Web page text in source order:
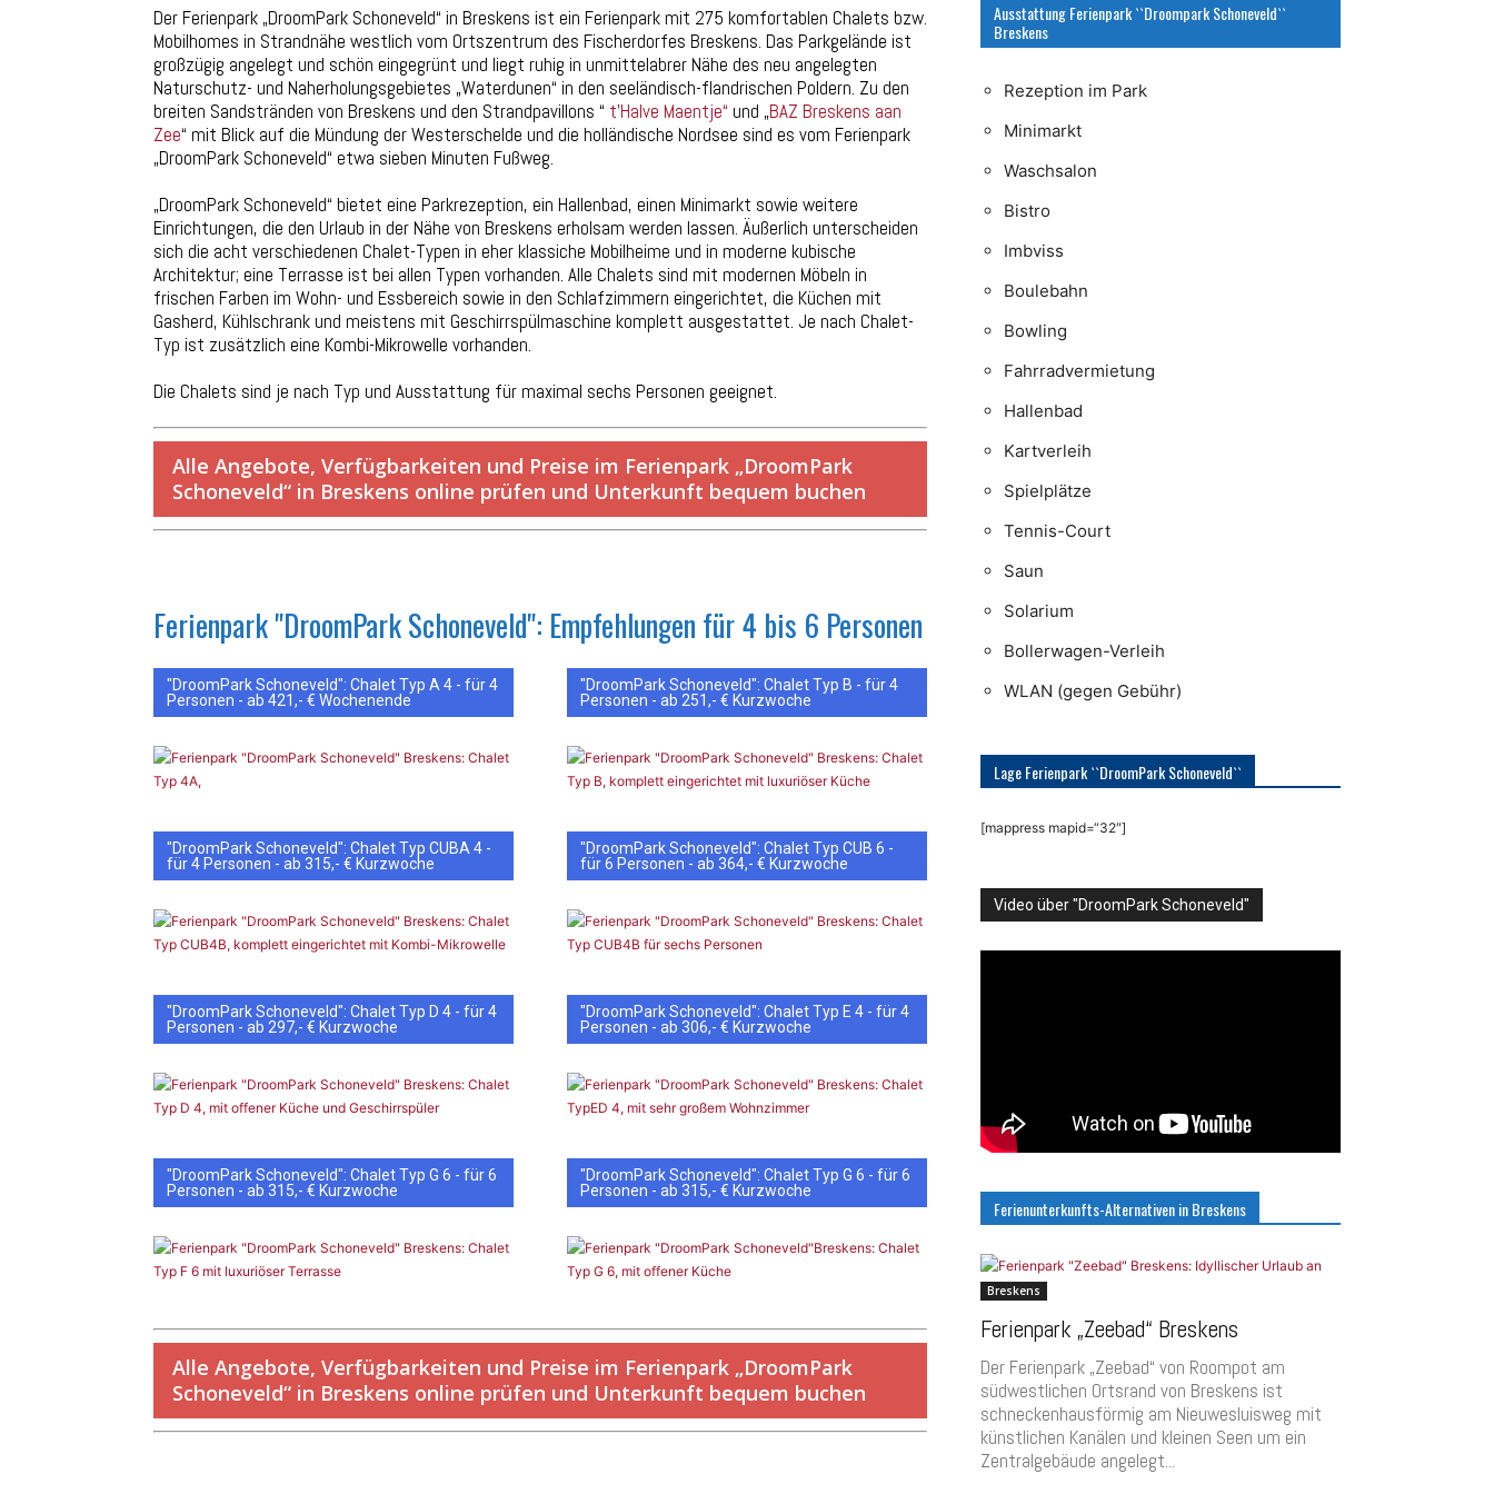
Der Ferienpark „DroomPark Schoneveld“ in Breskens ist ein Ferienpark mit 275 komfortablen Chalets bzw.
Mobilhomes in Strandnähe westlich vom Ortszentrum des Fischerdorfes Breskens. Das Parkgelände ist
großzügig angelegt und schön eingegrünt und liegt ruhig in unmittelabrer Nähe des neu angelegten
Naturschutz- und Naherholungsgebietes „Waterdunen“ in den seeländisch-flandrischen Poldern. Zu den
breiten Sandstränden von Breskens und den Strandpavillons “ t’Halve Maentje“ und „BAZ Breskens aan
Zee“ mit Blick auf die Mündung der Westerschelde und die holländische Nordsee sind es vom Ferienpark
„DroomPark Schoneveld“ etwa sieben Minuten Fußweg.
„DroomPark Schoneveld“ bietet eine Parkrezeption, ein Hallenbad, einen Minimarkt sowie weitere
Einrichtungen, die den Urlaub in der Nähe von Breskens erholsam werden lassen. Äußerlich unterscheiden
sich die acht verschiedenen Chalet-Typen in eher klassiche Mobilheime und in moderne kubische
Architektur; eine Terrasse ist bei allen Typen vorhanden. Alle Chalets sind mit modernen Möbeln in
frischen Farben im Wohn- und Essbereich sowie in den Schlafzimmern eingerichtet, die Küchen mit
Gasherd, Kühlschrank und meistens mit Geschirrspülmaschine komplett ausgestattet. Je nach Chalet-
Typ ist zusätzlich eine Kombi-Mikrowelle vorhanden.
Die Chalets sind je nach Typ und Ausstattung für maximal sechs Personen geeignet.
Alle Angebote, Verfügbarkeiten und Preise im Ferienpark „DroomPark
Schoneveld“ in Breskens online prüfen und Unterkunft bequem buchen
Ferienpark "DroomPark Schoneveld": Empfehlungen für 4 bis 6 Personen
"DroomPark Schoneveld": Chalet Typ A 4 - für 4
Personen - ab 421,- € Wochenende
"DroomPark Schoneveld": Chalet Typ B - für 4
Personen - ab 251,- € Kurzwoche
"DroomPark Schoneveld": Chalet Typ CUBA 4 -
für 4 Personen - ab 315,- € Kurzwoche
"DroomPark Schoneveld": Chalet Typ CUB 6 -
für 6 Personen - ab 364,- € Kurzwoche
"DroomPark Schoneveld": Chalet Typ D 4 - für 4
Personen - ab 297,- € Kurzwoche
"DroomPark Schoneveld": Chalet Typ E 4 - für 4
Personen - ab 306,- € Kurzwoche
"DroomPark Schoneveld": Chalet Typ G 6 - für 6
Personen - ab 315,- € Kurzwoche
"DroomPark Schoneveld": Chalet Typ G 6 - für 6
Personen - ab 315,- € Kurzwoche
Alle Angebote, Verfügbarkeiten und Preise im Ferienpark „DroomPark
Schoneveld“ in Breskens online prüfen und Unterkunft bequem buchen
Ausstattung Ferienpark ``Droompark Schoneveld``
Breskens
Rezeption im Park
Minimarkt
Waschsalon
Bistro
Imbviss
Boulebahn
Bowling
Fahrradvermietung
Hallenbad
Kartverleih
Spielplätze
Tennis-Court
Saun
Solarium
Bollerwagen-Verleih
WLAN (gegen Gebühr)
Lage Ferienpark ``DroomPark Schoneveld``
[mappress mapid=“32″]
Video über "DroomPark Schoneveld"
Ferienunterkunfts-Alternativen in Breskens
Breskens
Ferienpark „Zeebad“ Breskens
Der Ferienpark „Zeebad“ von Roompot am
südwestlichen Ortsrand von Breskens ist
schneckenhausförmig am Nieuwesluisweg mit
künstlichen Kanälen und kleinen Seen um ein
Zentralgebäude angelegt...